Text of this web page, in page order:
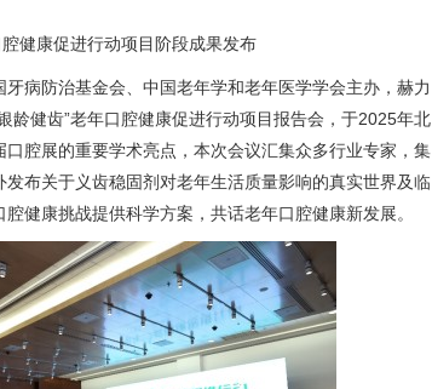
健康促进行动项目阶段成果发布
牙病防治基金会、中国老年学和老年医学学会主办，赫力
龄健齿”老年口腔健康促进行动项目报告会，于2025年北
腔展的重要学术亮点，本次会议汇集众多行业专家，集
布关于义齿稳固剂对老年生活质量影响的真实世界及临
健康挑战提供科学方案，共话老年口腔健康新发展。